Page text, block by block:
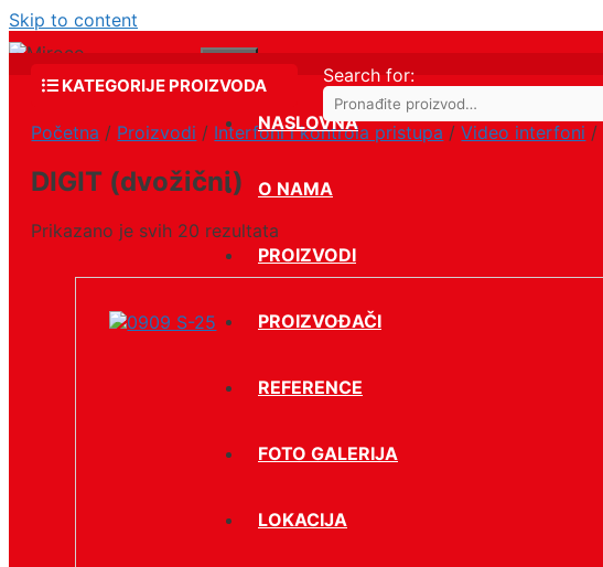
Skip to content
NASLOVNA
O NAMA
PROIZVODI
PROIZVOĐAČI
REFERENCE
FOTO GALERIJA
LOKACIJA
KATEGORIJE PROIZVODA Search for:
Početna / Proizvodi / Interfoni i kontrola pristupa /Video interfoni /
DIGIT (dvožični)
Prikazano je svih 20 rezultata